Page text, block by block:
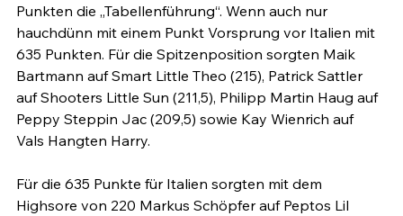
Punkten die „Tabellenführung“. Wenn auch nur
hauchdünn mit einem Punkt Vorsprung vor Italien mit
635 Punkten. Für die Spitzenposition sorgten Maik
Bartmann auf Smart Little Theo (215), Patrick Sattler
auf Shooters Little Sun (211,5), Philipp Martin Haug auf
Peppy Steppin Jac (209,5) sowie Kay Wienrich auf
Vals Hangten Harry.
Für die 635 Punkte für Italien sorgten mit dem
Highsore von 220 Markus Schöpfer auf Peptos Lil